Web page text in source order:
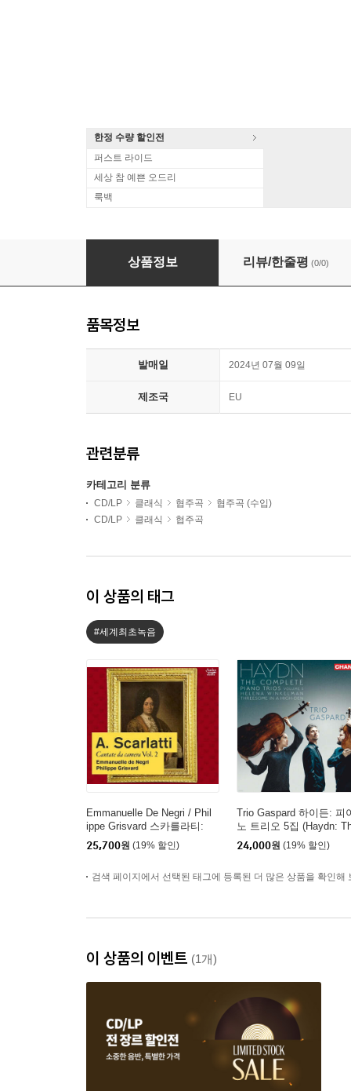
한정 수량 할인전
퍼스트 라이드
세상 참 예쁜 오드리
룩백
Stathis Karapanos 힌데미트: 플루트 음악
상품정보 리뷰/한줄평 (0/0)
품목정보
발매일 2024년 07월 09일
제조국 EU
관련분류
카테고리 분류
CD/LP 클래식 협주곡
협주곡 (수입)
CD/LP
클래식 협주곡
이 상품의 태그
#세계최초녹음
Emmanuelle De Negri / Phil
ippe Grisvard 스카를라티:
실내 칸타타 Vol .2 (Scarlatt
i: Cantata Da Camera Vol.
25,700원 (19% 할인)
Trio Gaspard 하이든: 피
노 트리오 5집 (Haydn:
Complete Piano Trios
5)
24,000원 (19% 할인)
검색 페이지에서 선택된 태그에 등록된 더 많은 상품을 확인해
이 상품의 이벤트 (1개)